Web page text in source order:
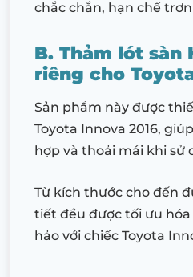
chắc chắn, hạn chế
B. Thảm lót sàn
riêng cho
Sản phẩm này được
Toyota Innova 2016,
hợp và thoải mái khi sử
Từ kích thước cho đến
tiết đều được tối ưu
hảo với chiếc Toyota